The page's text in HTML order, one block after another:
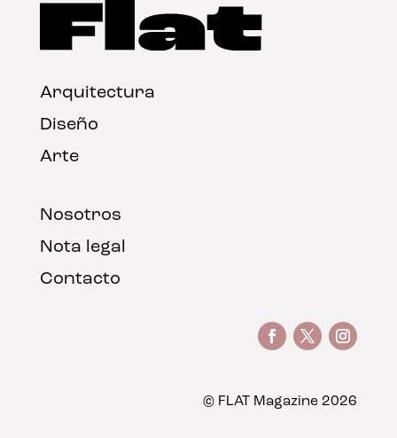
Arquitectura
Diseño
Arte
Nosotros
Nota legal
Contacto
© FLAT Magazine 2026